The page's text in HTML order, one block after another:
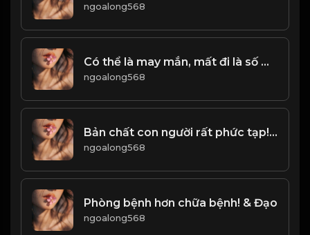
ngoalong568
Có thể là may mắn, mất đi là số mệnh Đạo
ngoalong568
Bản chất con người rất phức tạp! & Đạo
ngoalong568
Phòng bệnh hơn chữa bệnh! & Đạo
ngoalong568